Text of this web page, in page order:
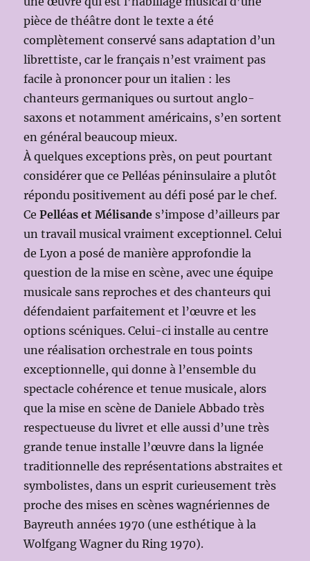
pièce de théâtre dont le texte a été
complètement conservé sans adaptation d’un
librettiste, car le français n’est vraiment pas
facile à prononcer pour un italien : les
chanteurs germaniques ou surtout anglo-
saxons et notamment américains, s’en sortent
en général beaucoup mieux.
À quelques exceptions près, on peut pourtant
considérer que ce Pelléas péninsulaire a plutôt
répondu positivement au défi posé par le chef.
CePelléas et Mélisande s’impose d’ailleurs par
un travail musical vraiment exceptionnel. Celui
de Lyon a posé de manière approfondie la
question de la mise en scène, avec une équipe
musicale sans reproches et des chanteurs qui
défendaient parfaitement et l’œuvre et les
options scéniques. Celui-ci installe au centre
une réalisation orchestrale en tous points
exceptionnelle, qui donne à l’ensemble du
spectacle cohérence et tenue musicale, alors
que la mise en scène de Daniele Abbado très
respectueuse du livret et elle aussi d’une très
grande tenue installe l’œuvre dans la lignée
traditionnelle des représentations abstraites et
symbolistes, dans un esprit curieusement très
proche des mises en scènes wagnériennes de
Bayreuth années 1970 (une esthétique à la
Wolfgang Wagner du Ring 1970).